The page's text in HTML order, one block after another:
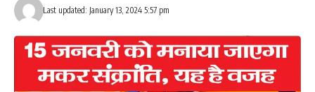
Last updated: January 13, 2024 5:57 pm